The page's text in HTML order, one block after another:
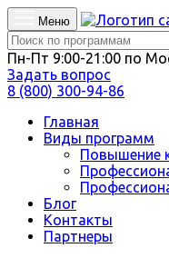
Меню
Пн-Пт 9:00-21:00 по
Задать вопрос
8 (800) 300-94-86
Главная
Виды программ
Повышение
Блог
Контакты
Партнеры